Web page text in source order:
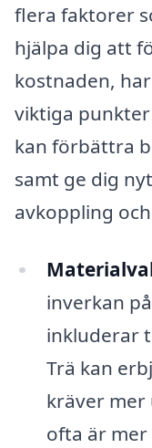
flera faktorer
hjälpa dig att
kostnaden,
viktiga
kan förbättra
samt ge dig
avkoppling
inverkan
inkluderar
Trä kan
kräver mer
ofta är